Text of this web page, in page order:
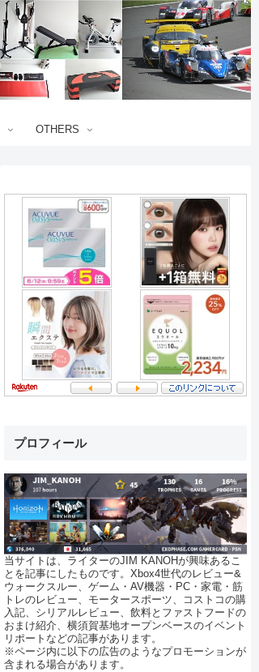
OTHERS
プロフィール
当サイトは、ライターのJIM KANOHが興味あるこ
とを記事にしたものです。Xbox4世代のレビュー&
ウォークスルー、ゲーム・AV機器・PC・家電・筋
トレのレビュー、モータースポーツ、コストコの購
入記、シリアルレビュー、飲料とファストフードの
おまけ紹介、横須賀基地オープンベースのイベント
リポートなどの記事があります。
※ページ内に以下の広告のようなプロモーションが
含まれる場合があります。